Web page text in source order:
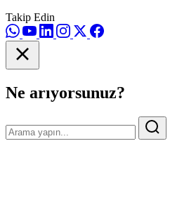
Takip Edin
Ne arıyorsunuz?